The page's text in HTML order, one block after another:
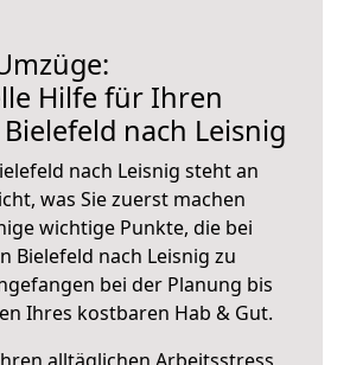
Hilfe für Ihren
nach Leisnig
nach Leisnig steht an
was Sie zuerst machen
wichtige Punkte, die bei
Bielefeld nach Leisnig zu
bei der Planung bis
Ihres kostbaren Hab & Gut.